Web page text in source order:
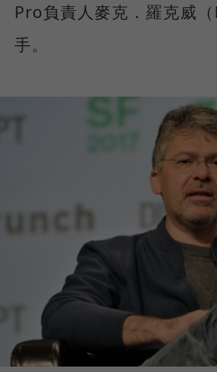
Pro負責人麥克．羅克威
手。